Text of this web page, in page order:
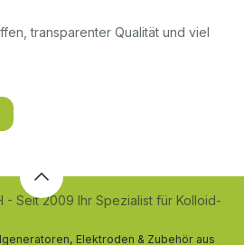
transparenter Qualität und viel
- Seit 2009 Ihr Spezialist für Kolloid-
Elektroden & Zubehör aus